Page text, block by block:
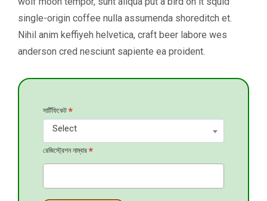
single-origin coffee nulla assumenda shoreditch et.
Nihil anim keffiyeh helvetica, craft beer labore wes
anderson cred nesciunt sapiente ea proident.
সার্টিফিকেট *
Select
রেজিস্ট্রেশন নাম্বার *